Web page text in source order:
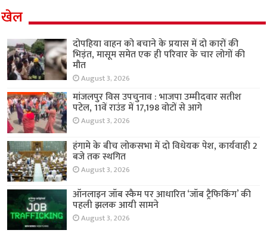
खेल
दोपहिया वाहन को बचाने के प्रयास में दो कारों की
भिड़ंत, मासूम समेत एक ही परिवार के चार लोगों की
मौत
August 3, 2026
मांजलपुर विस उपचुनाव : भाजपा उम्मीदवार सतीश
पटेल, 11वें राउंड में 17,198 वोटों से आगे
August 3, 2026
हंगामे के बीच लोकसभा में दो विधेयक पेश, कार्यवाही 2
बजे तक स्थगित
August 3, 2026
ऑनलाइन जॉब स्कैम पर आधारित ‘जॉब ट्रैफिकिंग’ की
पहली झलक आयी सामने
August 3, 2026